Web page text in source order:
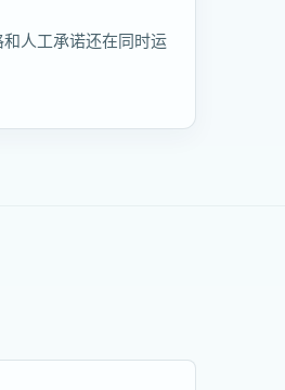
人工承诺还在同时运